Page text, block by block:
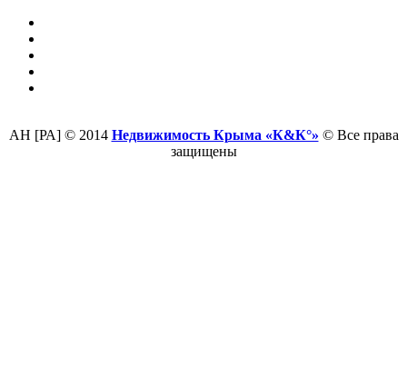
АН [РА] © 2014 Недвижимость Крыма «К&К°» © Все права
защищены